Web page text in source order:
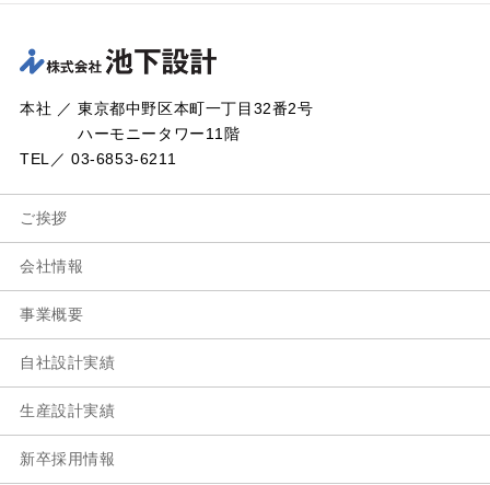
本社 ／ 東京都中野区本町一丁目32番2号
ハーモニータワー11階
TEL／ 03-6853-6211
ご挨拶
会社情報
事業概要
自社設計実績
生産設計実績
新卒採用情報